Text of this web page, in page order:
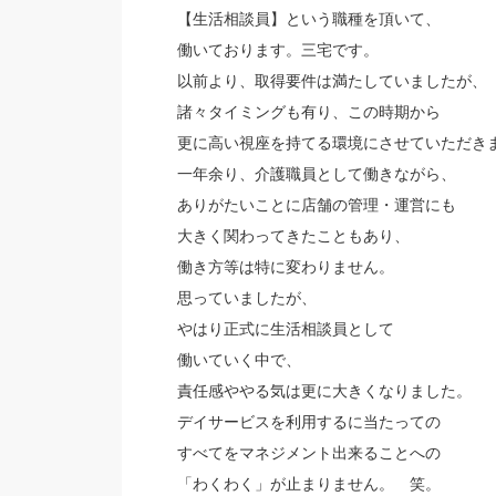
【生活相談員】という職種を頂いて、
働いております。三宅です。
以前より、取得要件は満たしていましたが、
諸々タイミングも有り、この時期から
更に高い視座を持てる環境にさせていただき
一年余り、介護職員として働きながら、
ありがたいことに店舗の管理・運営にも
大きく関わってきたこともあり、
働き方等は特に変わりません。
思っていましたが、
やはり正式に生活相談員として
働いていく中で、
責任感ややる気は更に大きくなりました。
デイサービスを利用するに当たっての
すべてをマネジメント出来ることへの
「わくわく」が止まりません。 笑。